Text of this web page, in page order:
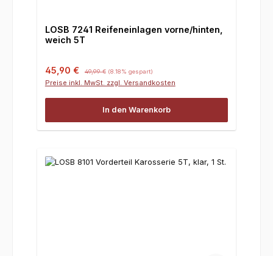
LOSB 7241 Reifeneinlagen vorne/hinten,
weich 5T
Verkaufspreis:
45,90 € 49,99 € (8.18% gespart)
Preise inkl. MwSt. zzgl. Versandkosten
In den Warenkorb